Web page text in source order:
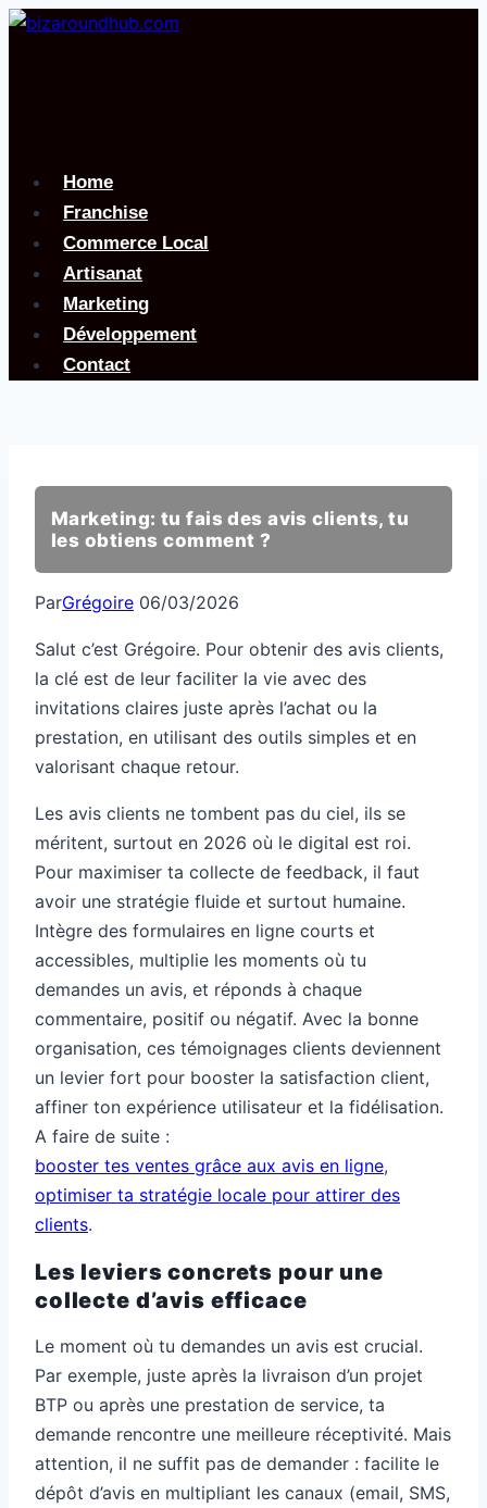
Aller
Home
Franchise
Commerce Local
Artisanat
Marketing
Développement
Contact
Marketing: tu fais des avis clients, tu
les obtiens comment ?
ParGrégoire 06/03/2026
Salut c’est Grégoire. Pour obtenir des avis clients,
la clé est de leur faciliter la vie avec des
invitations claires juste après l’achat ou la
prestation, en utilisant des outils simples et en
valorisant chaque retour.
Les avis clients ne tombent pas du ciel, ils se
méritent, surtout en 2026 où le digital est roi.
Pour maximiser ta collecte de feedback, il faut
avoir une stratégie fluide et surtout humaine.
Intègre des formulaires en ligne courts et
accessibles, multiplie les moments où tu
demandes un avis, et réponds à chaque
commentaire, positif ou négatif. Avec la bonne
organisation, ces témoignages clients deviennent
un levier fort pour booster la satisfaction client,
affiner ton expérience utilisateur et la fidélisation.
A faire de suite :
booster tes ventes grâce aux avis en ligne,
optimiser ta stratégie locale pour attirer des
clients.
Les leviers concrets pour une
collecte d’avis efficace
Le moment où tu demandes un avis est crucial.
Par exemple, juste après la livraison d’un projet
BTP ou après une prestation de service, ta
demande rencontre une meilleure réceptivité. Mais
attention, il ne suffit pas de demander : facilite le
dépôt d’avis en multipliant les canaux (email, SMS,